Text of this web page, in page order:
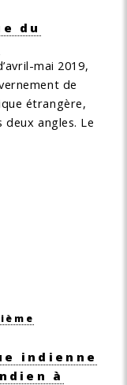
du
mai 2019,
de
étrangère,
deux angles. Le
indienne
à